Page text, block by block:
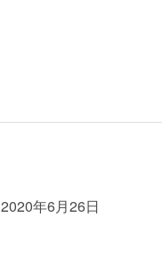
2020年6月26日